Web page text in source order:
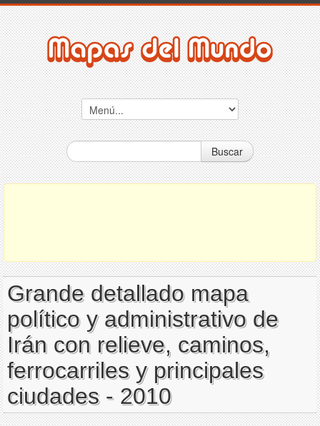
Buscar
Grande detallado mapa
político y administrativo de
Irán con relieve, caminos,
ferrocarriles y principales
ciudades - 2010